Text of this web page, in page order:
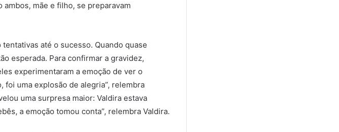
mãe e filho, se preparavam
até o sucesso. Quando quase
esperada. Para confirmar a gravidez,
experimentaram a emoção de ver o
uma explosão de alegria”, relembra
uma surpresa maior: Valdira estava
a emoção tomou conta”, relembra Valdira.